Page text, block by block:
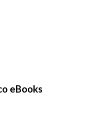
eBooks